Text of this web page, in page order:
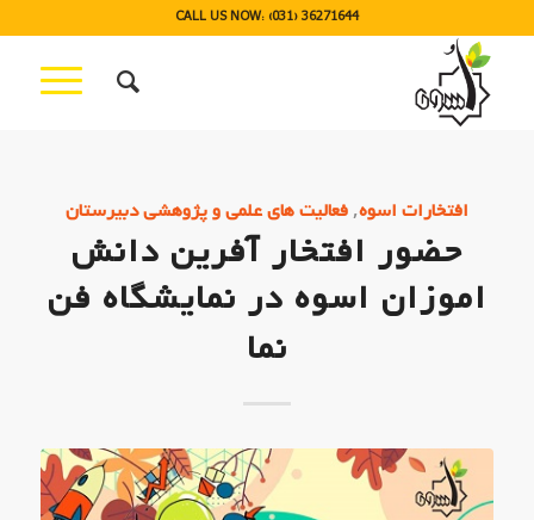
CALL US NOW: (031) 36271644
افتخارات اسوه, فعالیت های علمی و پژوهشی دبیرستان
حضور افتخار آفرین دانش
اموزان اسوه در نمایشگاه فن
نما